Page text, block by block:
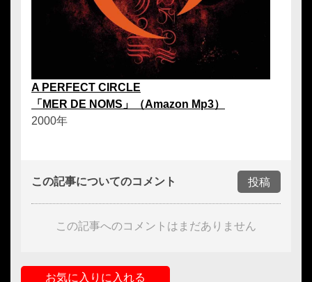
A PERFECT CIRCLE
「MER DE NOMS」（Amazon Mp3）
2000年
この記事についてのコメント 投稿
この記事へのコメントはまだありません
お気に入りに入れる